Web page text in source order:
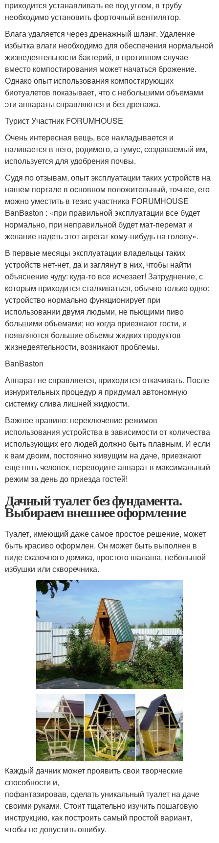
приходится устанавливать ее под углом, в трубу
необходимо установить форточный вентилятор.
Влага удаляется через дренажный шланг. Удаление
избытка влаги необходимо для обеспечения нормальной
жизнедеятельности бактерий, в противном случае
вместо компостирования может начаться брожение.
Однако опыт использования компостирующих
биотуалетов показывает, что с небольшими объемами
эти аппараты справляются и без дренажа.
Турист Участник FORUMHOUSE
Очень интересная вещь, все накладывается и
наливается в него, родимого, а гумус, создаваемый им,
используется для удобрения почвы.
Судя по отзывам, опыт эксплуатации таких устройств на
нашем портале в основном положительный, точнее, его
можно уместить в тезис участника FORUMHOUSE
BanBaston : «при правильной эксплуатации все будет
нормально, при неправильной будет мат-перемат и
желание надеть этот агрегат кому-нибудь на голову».
В первые месяцы эксплуатации владельцы таких
устройств нет-нет, да и заглянут в них, чтобы найти
объяснение чуду: куда-то все исчезает! Затруднение, с
которым приходится сталкиваться, обычно только одно:
устройство нормально функционирует при
использовании двумя людьми, не пьющими пиво
большими объемами; но когда приезжают гости, и
появляются большие объемы жидких продуктов
жизнедеятельности, возникают проблемы.
BanBaston
Аппарат не справляется, приходится откачивать. После
изнурительных процедур я придумал автономную
системку слива лишней жидкости.
Важное правило: переключение режимов
использования устройства в зависимости от количества
использующих его людей должно быть плавным. И если
к вам двоим, постоянно живущим на даче, приезжают
еще пять человек, переводите аппарат в максимальный
режим за день до приезда гостей!
Дачный туалет без фундамента.
Выбираем внешнее оформление
Туалет, имеющий даже самое простое решение, может
быть красиво оформлен. Он может быть выполнен в
виде сказочного домика, простого шалаша, небольшой
избушки или скворечника.
Каждый дачник может проявить свои творческие
способности и,
пофантазировав, сделать уникальный туалет на даче
своими руками. Стоит тщательно изучить пошаговую
инструкцию, как построить самый простой вариант,
чтобы не допустить ошибку.